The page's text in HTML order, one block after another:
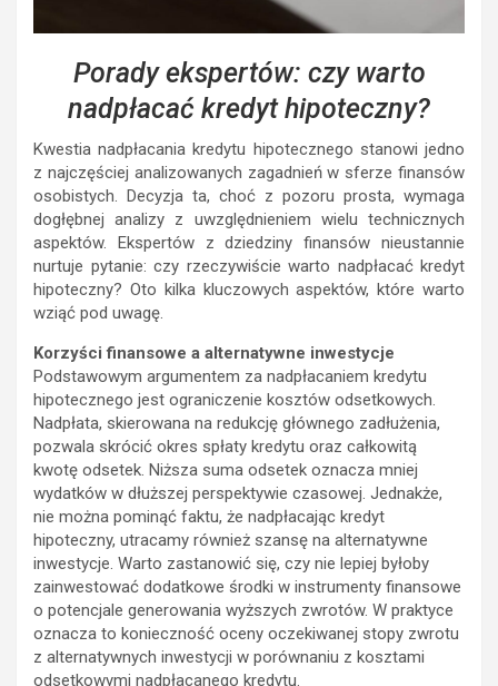
Porady ekspertów: czy warto
nadpłacać kredyt hipoteczny?
Kwestia nadpłacania kredytu hipotecznego stanowi jedno
z najczęściej analizowanych zagadnień w sferze finansów
osobistych. Decyzja ta, choć z pozoru prosta, wymaga
dogłębnej analizy z uwzględnieniem wielu technicznych
aspektów. Ekspertów z dziedziny finansów nieustannie
nurtuje pytanie: czy rzeczywiście warto nadpłacać kredyt
hipoteczny? Oto kilka kluczowych aspektów, które warto
wziąć pod uwagę.
Korzyści finansowe a alternatywne inwestycje
Podstawowym argumentem za nadpłacaniem kredytu
hipotecznego jest ograniczenie kosztów odsetkowych.
Nadpłata, skierowana na redukcję głównego zadłużenia,
pozwala skrócić okres spłaty kredytu oraz całkowitą
kwotę odsetek. Niższa suma odsetek oznacza mniej
wydatków w dłuższej perspektywie czasowej. Jednakże,
nie można pominąć faktu, że nadpłacając kredyt
hipoteczny, utracamy również szansę na alternatywne
inwestycje. Warto zastanowić się, czy nie lepiej byłoby
zainwestować dodatkowe środki w instrumenty finansowe
o potencjale generowania wyższych zwrotów. W praktyce
oznacza to konieczność oceny oczekiwanej stopy zwrotu
z alternatywnych inwestycji w porównaniu z kosztami
odsetkowymi nadpłacanego kredytu.